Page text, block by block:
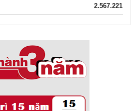
năng lượng mặt trời để xử lý ...
năng lượng mặt trời để xử lý ...
2.567.221